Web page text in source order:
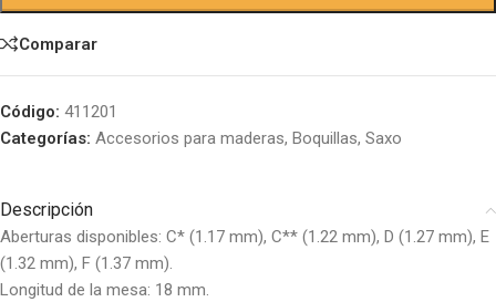
Comparar
Código: 411201
Categorías: Accesorios para maderas, Boquillas, Saxo
Descripción
Aberturas disponibles: C* (1.17 mm), C** (1.22 mm), D (1.27 mm), E
(1.32 mm), F (1.37 mm).
Longitud de la mesa: 18 mm.